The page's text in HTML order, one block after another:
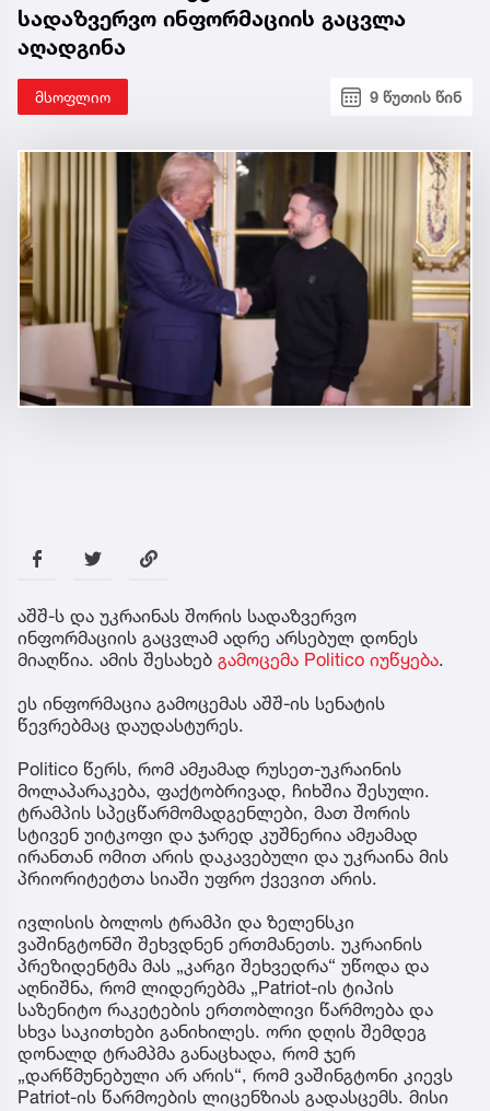
სადაზვერვო ინფორმაციის გაცვლა
აღადგინა
მსოფლიო 9 წუთის წინ
აშშ-ს და უკრაინას შორის სადაზვერვო
ინფორმაციის გაცვლამ ადრე არსებულ დონეს
მიაღწია. ამის შესახებ გამოცემა Politico იუწყება.
ეს ინფორმაცია გამოცემას აშშ-ის სენატის
წევრებმაც დაუდასტურეს.
Politico წერს, რომ ამჟამად რუსეთ-უკრაინის
მოლაპარაკება, ფაქტობრივად, ჩიხშია შესული.
ტრამპის სპეცწარმომადგენლები, მათ შორის
სტივენ უიტკოფი და ჯარედ კუშნერია ამჟამად
ირანთან ომით არის დაკავებული და უკრაინა მის
პრიორიტეტთა სიაში უფრო ქვევით არის.
ივლისის ბოლოს ტრამპი და ზელენსკი
ვაშინგტონში შეხვდნენ ერთმანეთს. უკრაინის
პრეზიდენტმა მას „კარგი შეხვედრა“ უწოდა და
აღნიშნა, რომ ლიდერებმა „Patriot-ის ტიპის
საზენიტო რაკეტების ერთობლივი წარმოება და
სხვა საკითხები განიხილეს. ორი დღის შემდეგ
დონალდ ტრამპმა განაცხადა, რომ ჯერ
„დარწმუნებული არ არის“, რომ ვაშინგტონი კიევს
Patriot-ის წარმოების ლიცენზიას გადასცემს. მისი